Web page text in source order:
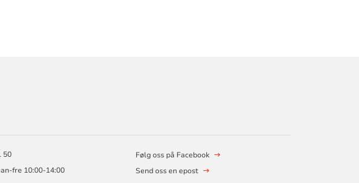
50
fre 10:00-14:00
Følg oss på Facebook
Send oss en epost